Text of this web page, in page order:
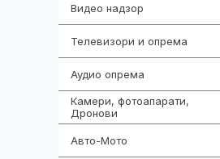
Видео надзор
Телевизори и опрема
Аудио опрема
Камери, фотоапарати,
Дронови
Авто-Мото